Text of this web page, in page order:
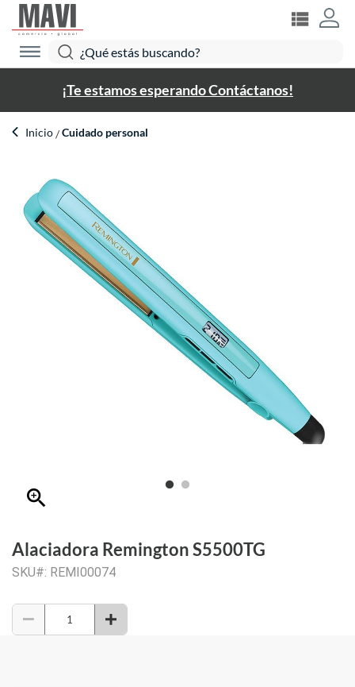
¡Te estamos esperando Contáctanos!
Inicio Cuidado personal
zoom_in
Alaciadora Remington S5500TG
SKU#: REMI00074